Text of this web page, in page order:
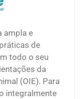
ampla e
de
todo o seu
da
(OIE). Para
integralmente